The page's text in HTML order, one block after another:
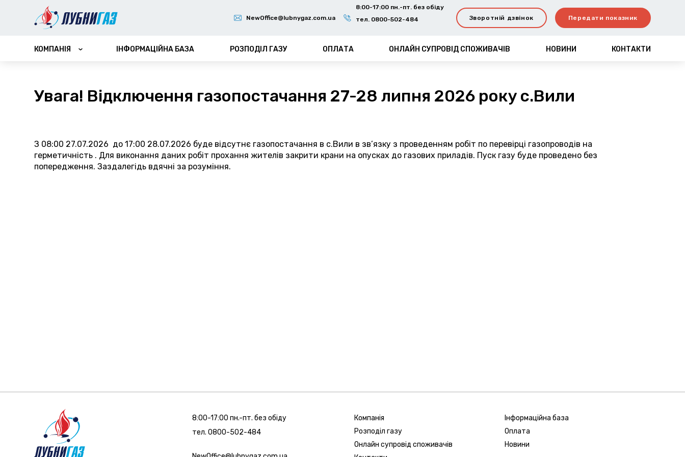
NewOffice@lubnygaz.com.ua
8:00-17:00 пн.-пт. без обіду
тел. 0800-502-484
Зворотній дзвінок Передати показник
КОМПАНІЯ
ВАКАНСІЇ
ІНФОРМАЦІЙНА БАЗА РОЗПОДІЛ ГАЗУ ОПЛАТА ОНЛАЙН СУПРОВІД СПОЖИВАЧІВ НОВИНИ КОНТАКТИ
Увага! Відключення газопостачання 27-28 липня 2026 року с.Вили
З 08:00 27.07.2026 до 17:00 28.07.2026 буде відсутнє газопостачання в с.Вили в зв’язку з проведенням робіт по перевірці газопроводів на
герметичність . Для виконання даних робіт прохання жителів закрити крани на опусках до газових приладів. Пуск газу буде проведено без
попередження. Заздалегідь вдячні за розуміння.
8:00-17:00 пн.-пт. без обіду
тел. 0800-502-484
Компанія
Інформаційна база
Розподіл газу
Оплата
Онлайн супровід споживачів
Новини